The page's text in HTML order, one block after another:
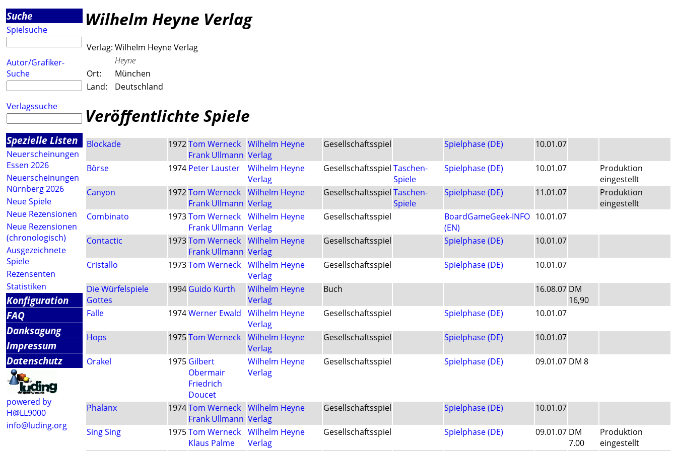
Suche
Spielsuche
Autor/Grafiker-
Suche
Verlagssuche
Spezielle Listen
Neuerscheinungen
Essen 2026
Neuerscheinungen
Nürnberg 2026
Neue Spiele
Neue Rezensionen
Neue Rezensionen
(chronologisch)
Ausgezeichnete
Spiele
Rezensenten
Statistiken
Konfiguration
FAQ
Danksagung
Impressum
Datenschutz
powered by
H@LL9000
info@luding.org
Wilhelm Heyne Verlag
Verlag: Wilhelm Heyne Verlag
Heyne
Ort:
München
Land:
Deutschland
Veröffentlichte Spiele
Blockade 1972Tom Werneck
Frank Ullmann
Wilhelm Heyne
Verlag
Gesellschaftsspiel Spielphase (DE) 10.01.07
Börse 1974 Peter Lauster
Wilhelm Heyne
Verlag
Gesellschaftsspiel Taschen-
Spiele
Spielphase (DE) 10.01.07
Produktion
eingestellt
Canyon
1972Tom Werneck
Frank Ullmann
Wilhelm Heyne
Verlag
Gesellschaftsspiel Taschen-
Spiele
Spielphase (DE) 11.01.07
Produktion
eingestellt
Combinato
1973Tom Werneck
Frank Ullmann
Wilhelm Heyne
Verlag
Gesellschaftsspiel
BoardGameGeek-INFO
(EN)
10.01.07
Contactic 1973Tom Werneck
Frank Ullmann
Wilhelm Heyne
Verlag
Gesellschaftsspiel Spielphase (DE) 10.01.07
Cristallo 1973Tom Werneck
Wilhelm Heyne
Verlag
Gesellschaftsspiel Spielphase (DE) 10.01.07
Die Würfelspiele
Gottes
1994 Guido Kurth
Wilhelm Heyne
Verlag
Buch 16.08.07 DM
16,90
Falle
1974Werner Ewald
Wilhelm Heyne
Verlag
Gesellschaftsspiel Spielphase (DE) 10.01.07
Hops 1975Tom Werneck
Wilhelm Heyne
Verlag
Gesellschaftsspiel Spielphase (DE) 10.01.07
Orakel 1975 Gilbert
Obermair
Friedrich
Doucet
Wilhelm Heyne
Verlag
Gesellschaftsspiel Spielphase (DE) 09.01.07 DM 8
Phalanx 1974Tom Werneck
Frank Ullmann
Wilhelm Heyne
Verlag
Gesellschaftsspiel Spielphase (DE) 10.01.07
Sing Sing 1975Tom Werneck
Klaus Palme
Wilhelm Heyne
Verlag
Gesellschaftsspiel Spielphase (DE) 09.01.07 DM
7.00
Produktion
eingestellt